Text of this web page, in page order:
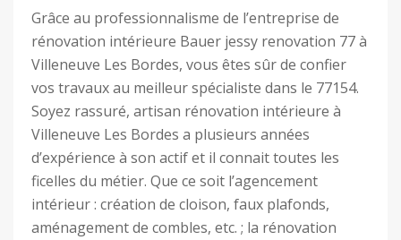
Grâce au professionnalisme de l’entreprise de
rénovation intérieure Bauer jessy renovation 77 à
Villeneuve Les Bordes, vous êtes sûr de confier
vos travaux au meilleur spécialiste dans le 77154.
Soyez rassuré, artisan rénovation intérieure à
Villeneuve Les Bordes a plusieurs années
d’expérience à son actif et il connait toutes les
ficelles du métier. Que ce soit l’agencement
intérieur : création de cloison, faux plafonds,
aménagement de combles, etc. ; la rénovation